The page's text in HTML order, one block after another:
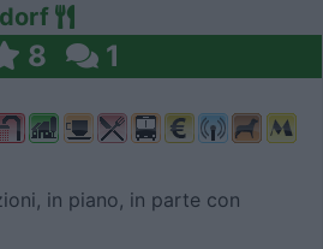
8 1
in piano, in parte con